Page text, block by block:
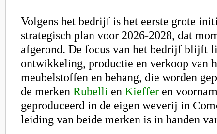
Volgens het bedrijf is het eerste grote
strategisch plan voor 2026-2028, dat
afgerond. De focus van het bedrijf blijft
ontwikkeling, productie en verkoop van
meubelstoffen en behang, die worden
de merken Rubelli en Kieffer en
geproduceerd in de eigen weverij in
leiding van beide merken is in handen